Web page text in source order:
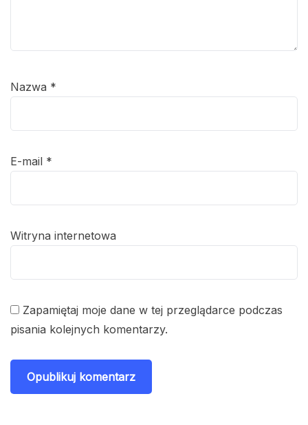
Nazwa *
E-mail *
Witryna internetowa
Zapamiętaj moje dane w tej przeglądarce podczas
pisania kolejnych komentarzy.